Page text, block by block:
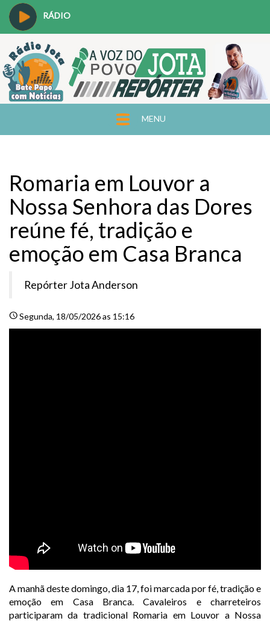
RÁDIO
MENU
Romaria em Louvor a
Nossa Senhora das Dores
reúne fé, tradição e
emoção em Casa Branca
Repórter Jota Anderson
scheduleSegunda, 18/05/2026 as 15:16
A manhã deste domingo, dia 17, foi marcada por fé, tradição e
emoção em Casa Branca . Cavaleiros e charreteiros
participaram da tradicional Romaria em Louvor a Nossa